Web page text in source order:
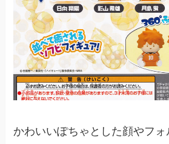
かわいいぽちゃとした顔やフ